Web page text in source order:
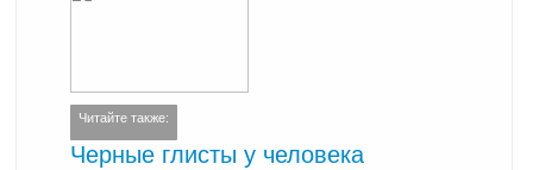
Читайте также:
Черные глисты у человека